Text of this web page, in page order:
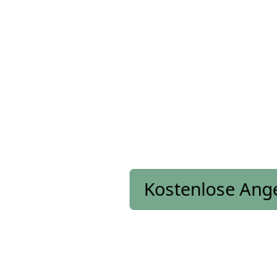
Kostenlose